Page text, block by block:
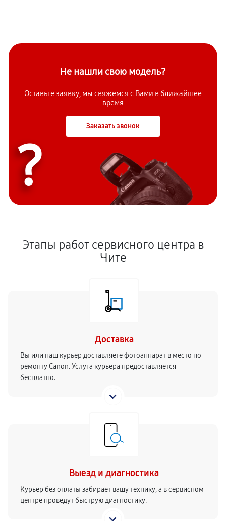
Не нашли свою модель?
Оставьте заявку, мы свяжемся с Вами в ближайшее
время
Заказать звонок
?
Этапы работ сервисного центра в
Чите
Доставка
Вы или наш курьер доставляете фотоаппарат в место по
ремонту Canon. Услуга курьера предоставляется
бесплатно.
Выезд и диагностика
Курьер без оплаты забирает вашу технику, а в сервисном
центре проведут быструю диагностику.